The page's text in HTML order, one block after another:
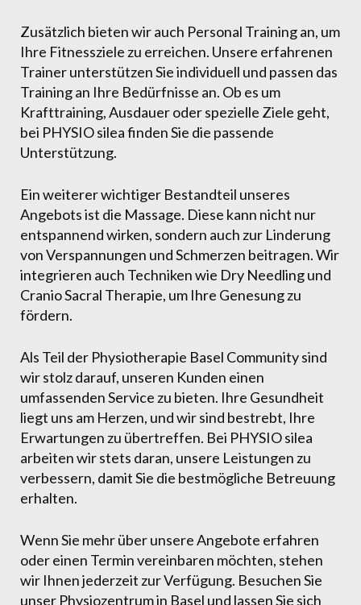
Zusätzlich bieten wir auch Personal Training an, um
Ihre Fitnessziele zu erreichen. Unsere erfahrenen
Trainer unterstützen Sie individuell und passen das
Training an Ihre Bedürfnisse an. Ob es um
Krafttraining, Ausdauer oder spezielle Ziele geht,
bei PHYSIO silea finden Sie die passende
Unterstützung.
Ein weiterer wichtiger Bestandteil unseres
Angebots ist die Massage. Diese kann nicht nur
entspannend wirken, sondern auch zur Linderung
von Verspannungen und Schmerzen beitragen. Wir
integrieren auch Techniken wie Dry Needling und
Cranio Sacral Therapie, um Ihre Genesung zu
fördern.
Als Teil der Physiotherapie Basel Community sind
wir stolz darauf, unseren Kunden einen
umfassenden Service zu bieten. Ihre Gesundheit
liegt uns am Herzen, und wir sind bestrebt, Ihre
Erwartungen zu übertreffen. Bei PHYSIO silea
arbeiten wir stets daran, unsere Leistungen zu
verbessern, damit Sie die bestmögliche Betreuung
erhalten.
Wenn Sie mehr über unsere Angebote erfahren
oder einen Termin vereinbaren möchten, stehen
wir Ihnen jederzeit zur Verfügung. Besuchen Sie
unser Physiozentrum in Basel und lassen Sie sich